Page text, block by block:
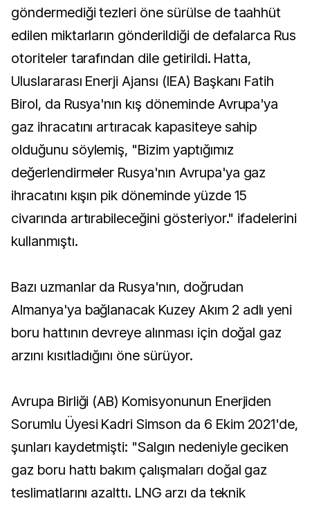
göndermediği tezleri öne sürülse de taahhüt
edilen miktarların gönderildiği de defalarca Rus
otoriteler tarafından dile getirildi. Hatta,
Uluslararası Enerji Ajansı (IEA) Başkanı Fatih
Birol, da Rusya'nın kış döneminde Avrupa'ya
gaz ihracatını artıracak kapasiteye sahip
olduğunu söylemiş, "Bizim yaptığımız
değerlendirmeler Rusya'nın Avrupa'ya gaz
ihracatını kışın pik döneminde yüzde 15
civarında artırabileceğini gösteriyor." ifadelerini
kullanmıştı.
Bazı uzmanlar da Rusya'nın, doğrudan
Almanya'ya bağlanacak Kuzey Akım 2 adlı yeni
boru hattının devreye alınması için doğal gaz
arzını kısıtladığını öne sürüyor.
Avrupa Birliği (AB) Komisyonunun Enerjiden
Sorumlu Üyesi Kadri Simson da 6 Ekim 2021'de,
şunları kaydetmişti: "Salgın nedeniyle geciken
gaz boru hattı bakım çalışmaları doğal gaz
teslimatlarını azalttı. LNG arzı da teknik